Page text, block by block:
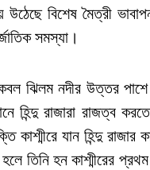
বিশেষ মৈত্রী
সমস্যা।
ঝিলম নদীর উত্তর
রাজারা রাজত্ব
যান হিন্দু রাজার
তিনি হন কাশ্মীরের